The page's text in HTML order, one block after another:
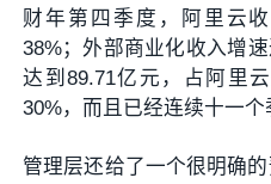
财年第四季度，阿里云
38%；外部商业化收入增
达到89.71亿元，占阿里
30%，而且已经连续十一个
管理层还给了一个很明确